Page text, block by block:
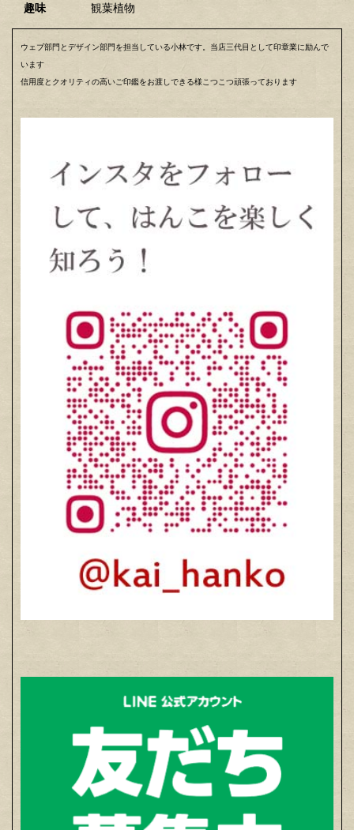
趣味
観葉植物
ウェブ部門とデザイン部門を担当している小林です。当店三代目として印章業に励んで
います
信用度とクオリティの高いご印鑑をお渡しできる様こつこつ頑張っております